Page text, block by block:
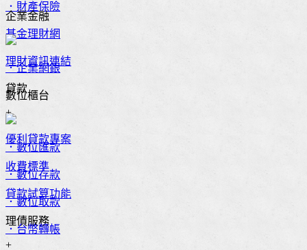
企業金融
．企業網銀
數位櫃台
．數位匯款
．數位存款
．數位取款
．台幣轉帳
．財產保險
基金理財網
理財資訊連結
貸款
+
優利貸款專案
收費標準
貸款試算功能
理債服務
+